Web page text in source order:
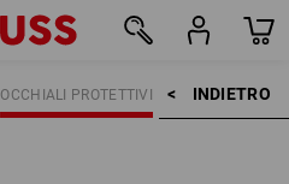
INDIETRO    >
OCCHIALI PROTETTIVI